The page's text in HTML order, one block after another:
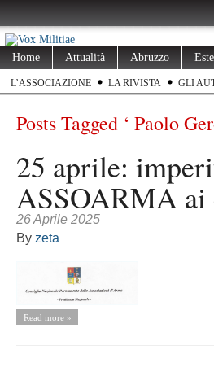
Home Attualità Abruzzo
L’ASSOCIAZIONE LA RIVISTA GLI
Posts Tagged ‘ Paolo
25 aprile:
ASSOARMA ai
26 Aprile 2025
By zeta
Read more »